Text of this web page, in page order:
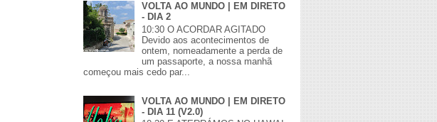
VOLTA AO MUNDO | EM DIRETO
- DIA 2
10:30 O ACORDAR AGITADO
Devido aos acontecimentos de
ontem, nomeadamente a perda de
um passaporte, a nossa manhã
começou mais cedo par...
VOLTA AO MUNDO | EM DIRETO
- DIA 11 (V2.0)